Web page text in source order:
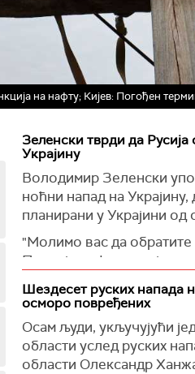
на нафту; Кијев: Погођен
Зеленски тврди да
Украјину
Володимир Зеленски
ноћни напад на Украјину,
планирани у Украјини од
"Молимо вас да
Постоје информације од
припремају напад
нашим снагама
Украјину", истакао је
(Украјинска правда)
Шездесет руских напада
осморо повређених
Осам људи, укључујући
области услед руских
области Олександр